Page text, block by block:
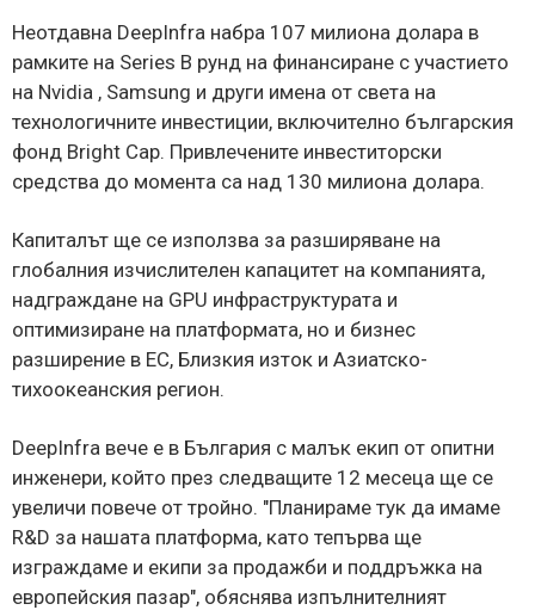
Неотдавна DeepInfra набра 107 милиона долара в
рамките на Series B рунд на финансиране с участието
на Nvidia , Samsung и други имена от света на
технологичните инвестиции, включително българския
фонд Bright Cap. Привлечените инвеститорски
средства до момента са над 130 милиона долара.
Капиталът ще се използва за разширяване на
глобалния изчислителен капацитет на компанията,
надграждане на GPU инфраструктурата и
оптимизиране на платформата, но и бизнес
разширение в ЕС, Близкия изток и Азиатско-
тихоокеанския регион.
DeepInfra вече е в България с малък екип от опитни
инженери, който през следващите 12 месеца ще се
увеличи повече от тройно. "Планираме тук да имаме
R&D за нашата платформа, като тепърва ще
изграждаме и екипи за продажби и поддръжка на
европейския пазар", обяснява изпълнителният